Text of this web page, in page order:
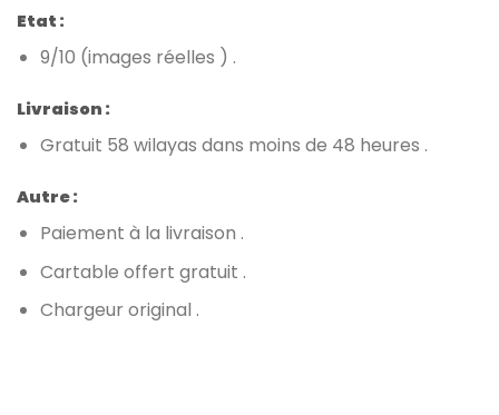
Etat :
9/10 (images réelles ) .
Livraison :
Gratuit 58 wilayas dans moins de 48 heures .
Autre :
Paiement à la livraison .
Cartable offert gratuit .
Chargeur original .